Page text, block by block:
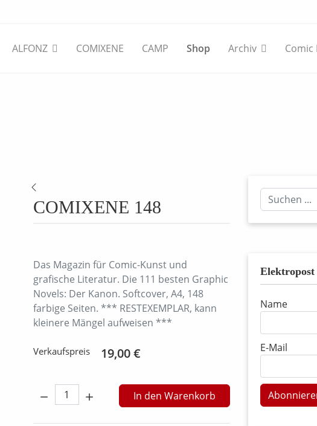
ALFONZ COMIXENE CAMP Shop Archiv Comic
COMIXENE 148
Das Magazin für Comic-Kunst und
grafische Literatur. Die 111 besten Graphic
Novels: Der Kanon. Softcover, A4, 148
farbige Seiten. *** RESTEXEMPLAR, kann
kleinere Mängel aufweisen ***
Verkaufspreis 19,00 €
Menge: In den Warenkorb
Suchen
...
Elektropost
Name
E-Mail